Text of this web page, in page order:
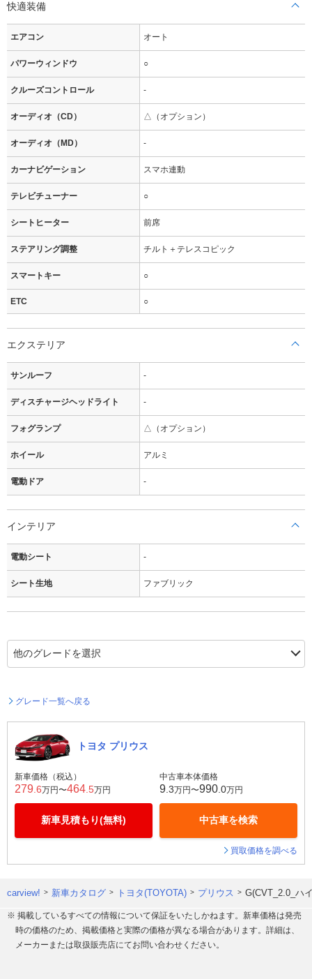
快適装備
エアコン オート
パワーウィンドウ ○
クルーズコントロール -
オーディオ（CD） △（オプション）
オーディオ（MD） -
カーナビゲーション スマホ連動
テレビチューナー ○
シートヒーター 前席
ステアリング調整 チルト＋テレスコピック
スマートキー ○
ETC ○
エクステリア
サンルーフ -
ディスチャージヘッドライト -
フォグランプ △（オプション）
ホイール アルミ
電動ドア -
インテリア
電動シート -
シート生地 ファブリック
グレード一覧へ戻る
トヨタ プリウス
新車価格（税込）
279 .6万円〜464 .5万円
新車見積もり(無料)
中古車本体価格
9 .3万円〜990 .0万円
中古車を検索
買取価格を調べる
carview! 新車カタログ トヨタ(TOYOTA) プリウス G(CVT_2.0_ハ
※ 掲載しているすべての情報について保証をいたしかねます。新車価格は発売
時の価格のため、掲載価格と実際の価格が異なる場合があります。詳細は、
メーカーまたは取扱販売店にてお問い合わせください。